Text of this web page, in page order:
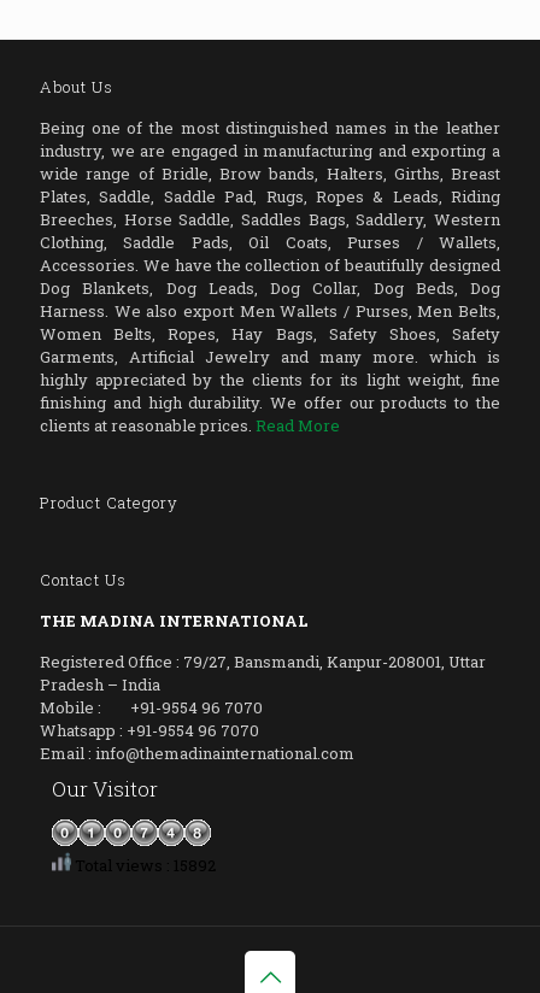
About Us
Being one of the most distinguished names in the leather
industry, we are engaged in manufacturing and exporting a
wide range of Bridle, Brow bands, Halters, Girths, Breast
Plates, Saddle, Saddle Pad, Rugs, Ropes & Leads, Riding
Breeches, Horse Saddle, Saddles Bags, Saddlery, Western
Clothing, Saddle Pads, Oil Coats, Purses / Wallets,
Accessories. We have the collection of beautifully designed
Dog Blankets, Dog Leads, Dog Collar, Dog Beds, Dog
Harness. We also export Men Wallets / Purses, Men Belts,
Women Belts, Ropes, Hay Bags, Safety Shoes, Safety
Garments, Artificial Jewelry and many more. which is
highly appreciated by the clients for its light weight, fine
finishing and high durability. We offer our products to the
clients at reasonable prices. Read More
Product Category
Contact Us
THE MADINA INTERNATIONAL
Registered Office : 79/27, Bansmandi, Kanpur-208001, Uttar
Pradesh – India
Mobile : +91-9554 96 7070
Whatsapp : +91-9554 96 7070
Email : info@themadinainternational.com
Our Visitor
Total views : 15892